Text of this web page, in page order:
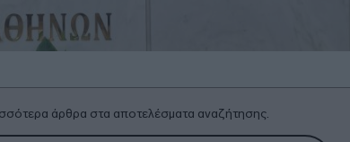
άρθρα στα αποτελέσματα αναζήτησης.